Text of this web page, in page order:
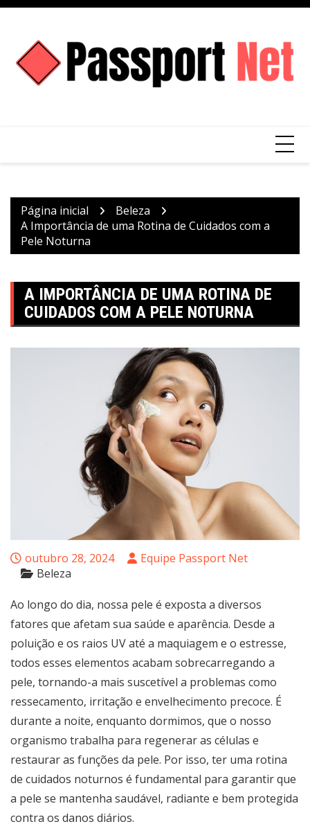
Ir
conteúdo
Página inicial
Beleza
A Importância de uma Rotina de Cuidados com a
Pele Noturna
A IMPORTÂNCIA DE UMA ROTINA DE
CUIDADOS COM A PELE NOTURNA
outubro 28, 2024
Equipe Passport Net
Beleza
Ao longo do dia, nossa pele é exposta a diversos
fatores que afetam sua saúde e aparência. Desde a
poluição e os raios UV até a maquiagem e o estresse,
todos esses elementos acabam sobrecarregando a
pele, tornando-a mais suscetível a problemas como
ressecamento, irritação e envelhecimento precoce. É
durante a noite, enquanto dormimos, que o nosso
organismo trabalha para regenerar as células e
restaurar as funções da pele. Por isso, ter uma rotina
de cuidados noturnos é fundamental para garantir que
a pele se mantenha saudável, radiante e bem protegida
contra os danos diários.